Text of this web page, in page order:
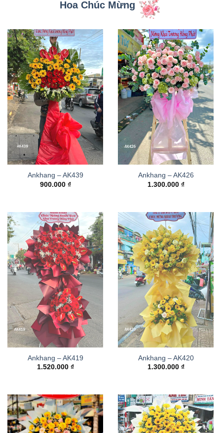
Hoa Chúc Mừng
Ankhang – AK439
900.000 ₫
Ankhang – AK426
1.300.000 ₫
Ankhang – AK419
1.520.000 ₫
Ankhang – AK420
1.300.000 ₫